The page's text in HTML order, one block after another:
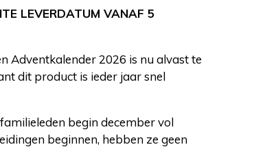
LEVERDATUM VANAF 5
Adventkalender 2026 is nu alvast te
dit product is ieder jaar snel
begin december vol
beginnen, hebben ze geen